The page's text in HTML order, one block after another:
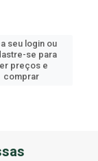
seu login ou
se para
preços e
comprar